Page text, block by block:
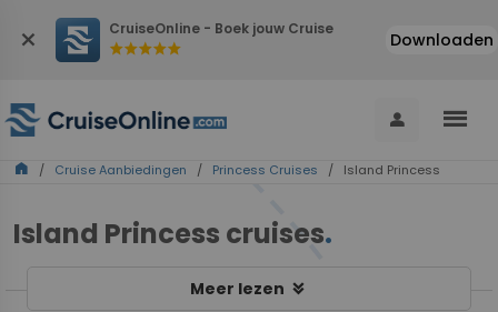
close CruiseOnline - Boek jouw Cruise
starstarstarstarstar Downloaden
person menu
home / Cruise Aanbiedingen / Princess Cruises / Island Princess
Island Princess cruises.
Meer lezen keyboard_double_arrow_down